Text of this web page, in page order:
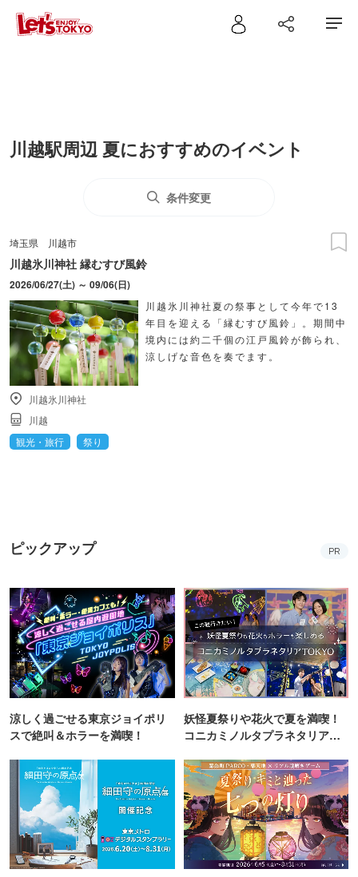
川越駅周辺 夏におすすめのイベント
条件変更
埼玉県 川越市
川越氷川神社 縁むすび風鈴
2026/06/27(土) ～ 09/06(日)
川越氷川神社夏の祭事として今年で13
年目を迎える「縁むすび風鈴」。期間中
境内には約二千個の江戸風鈴が飾られ、
涼しげな音色を奏でます。
川越氷川神社
川越
観光・旅行
祭り
ピックアップ PR
涼しく過ごせる東京ジョイポリ
スで絶叫＆ホラーを満喫！
妖怪夏祭りや花火で夏を満喫！
コニカミノルタプラネタリア